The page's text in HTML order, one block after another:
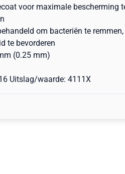
voor maximale bescherming
om bacteriën te
te bevorderen
(0.25 mm)
Uitslag/waarde: 4111X